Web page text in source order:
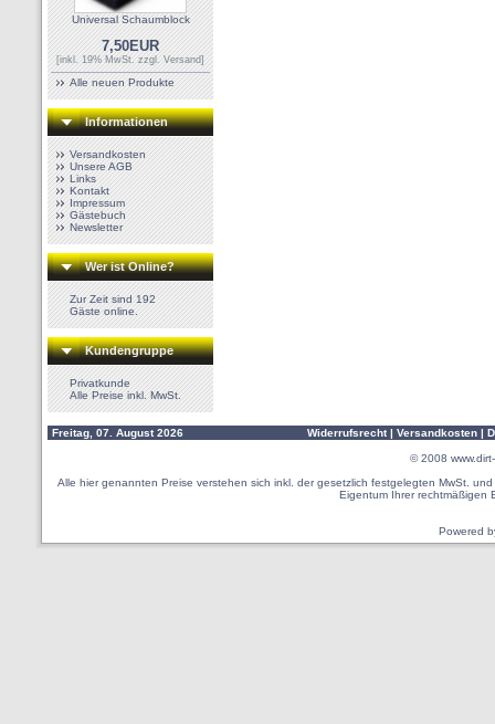
Universal Schaumblock
7,50EUR
[inkl. 19% MwSt. zzgl.Versand]
Alle neuen Produkte
Informationen
Versandkosten
Unsere AGB
Links
Kontakt
Impressum
Gästebuch
Newsletter
Wer ist Online?
Zur Zeit sind 192
Gäste online.
Kundengruppe
Privatkunde
Alle Preise inkl. MwSt.
Freitag, 07. August 2026 Widerrufsrecht | Versandkosten |
© 2008
Alle hier genannten Preise verstehen sich inkl. der gesetzlich festgelegten MwSt.
Eigentum Ihrer rechtmäßigen
Powered